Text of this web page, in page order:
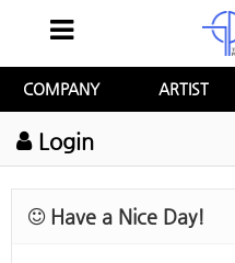
COMPANY ARTIST
Login
Have a Nice Day!